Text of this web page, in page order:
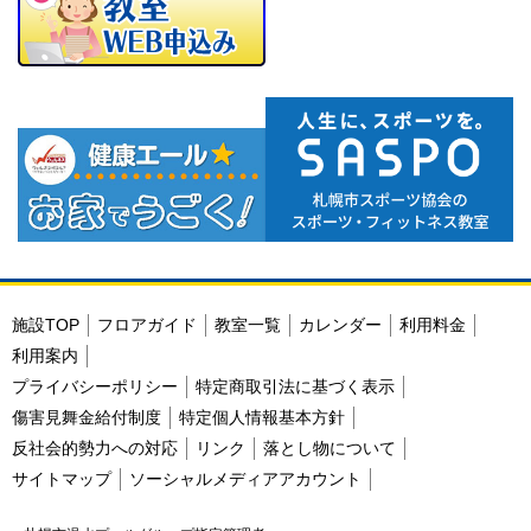
施設TOP フロアガイド 教室一覧 カレンダー
利用料金
利用案内
プライバシーポリシー
特定商取引法に基づく表示
傷害見舞金給付制度
特定個人情報基本方針
反社会的勢力への対応
リンク
落とし物について
サイトマップ
ソーシャルメディアアカウント